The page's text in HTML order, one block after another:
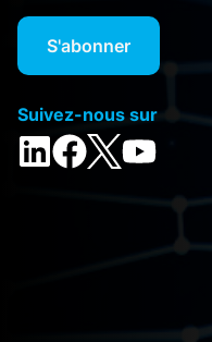
Suivez-nous sur